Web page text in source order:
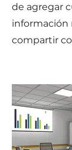
de agregar
información
compartir